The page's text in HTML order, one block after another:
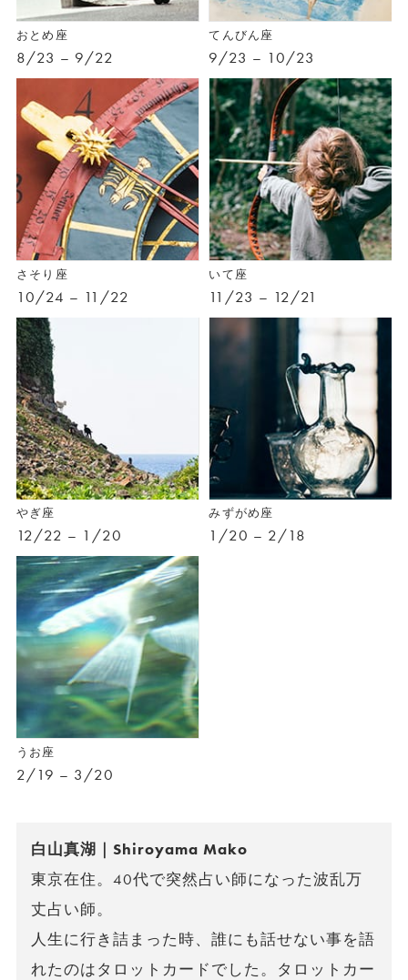
おとめ座
8/23 – 9/22
てんびん座
9/23 – 10/23
さそり座
10/24 – 11/22
いて座
11/23 – 12/21
やぎ座
12/22 – 1/20
みずがめ座
1/20 – 2/18
うお座
2/19 – 3/20
白山真湖｜Shiroyama Mako
東京在住。40代で突然占い師になった波乱万
丈占い師。
人生に行き詰まった時、誰にも話せない事を語
れたのはタロットカードでした。タロットカー